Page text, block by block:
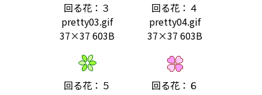
回る花：３
pretty03.gif
37×37 603B
回る花：４
pretty04.gif
37×37 603B
回る花：５
回る花：６